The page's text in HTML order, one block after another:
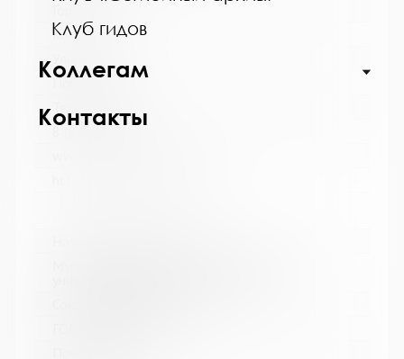
Клуб гидов
Коллегам
Контакты
Город:
Кола
Победы, 7